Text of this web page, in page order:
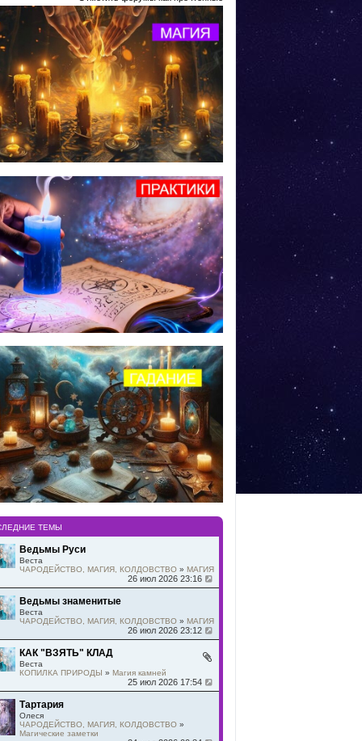
ТЕМЫ
Ведьмы Руси
Веста
ЧАРОДЕЙСТВО, МАГИЯ, КОЛДОВСТВО » МАГИЯ
26 июл 2026 23:16
Ведьмы знаменитые
Веста
ЧАРОДЕЙСТВО, МАГИЯ, КОЛДОВСТВО » МАГИЯ
26 июл 2026 23:12
КАК "ВЗЯТЬ" КЛАД
Веста
КОПИЛКА ПРИРОДЫ » Магия камней
25 июл 2026 17:54
Тартария
Олеся
ЧАРОДЕЙСТВО, МАГИЯ, КОЛДОВСТВО »
Магические заметки